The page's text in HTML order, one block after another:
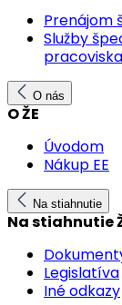
Prenájom
Služby
pracoviska
O nás
O ŽE
Úvodom
Nákup EE
Na stiahnutie
Na stiahnutie
Legislatíva
Iné odkazy